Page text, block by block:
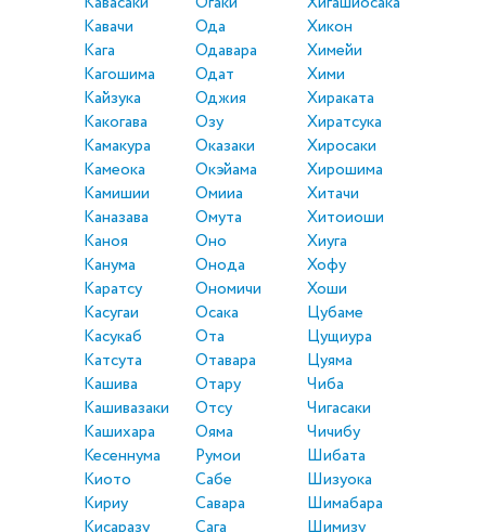
Кавачи
Кага
Кагошима
Кайзука
Какогава
Камакура
Камеока
Камишии
Каназава
Каноя
Канума
Каратсу
Касугаи
Касукаб
Катсута
Кашива
Кашивазаки
Кашихара
Кесеннума
Киото
Кириу
Ода
Одавара
Одат
Оджия
Озу
Оказаки
Окэйама
Омииа
Омута
Оно
Онода
Ономичи
Осака
Ота
Отавара
Отару
Отсу
Ояма
Румои
Сабе
Савара
Хикон
Химейи
Хими
Хираката
Хиратсука
Хиросаки
Хирошима
Хитачи
Хитоиоши
Хиуга
Хофу
Хоши
Цубаме
Цущиура
Цуяма
Чиба
Чигасаки
Чичибу
Шибата
Шизуока
Шимабара